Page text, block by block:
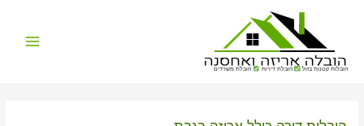
הובלות קטנות בזול הובלת דירות הובלת משרדים